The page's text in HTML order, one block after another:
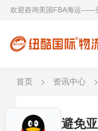
欢迎咨询美国FBA海运——
首页 资讯中心
如何避免